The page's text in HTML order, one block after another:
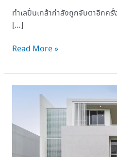
ทำเลปิ่นเกล้ากำลังถูกจับตาอีกครั้
[…]
Read More »
ออกแบบ